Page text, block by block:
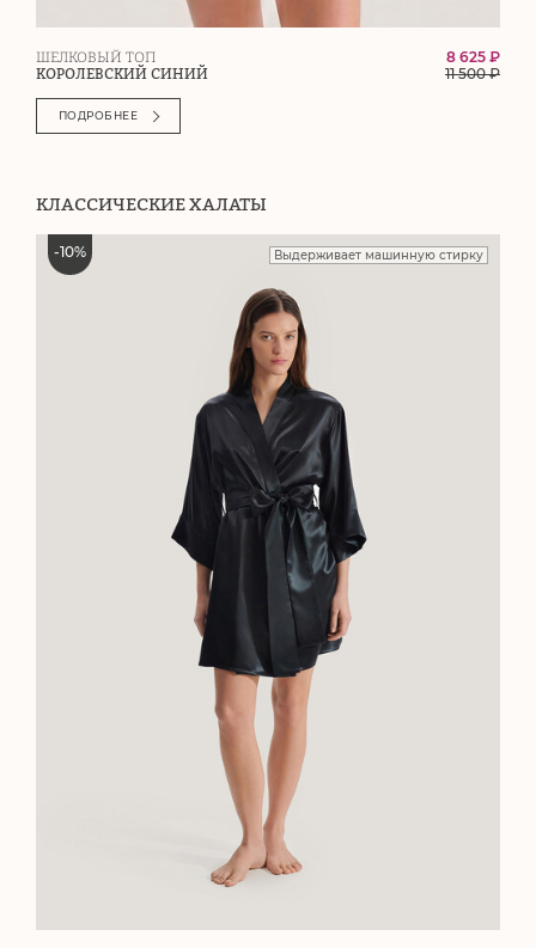
ШЕЛКОВЫЙ ТОП
КОРОЛЕВСКИЙ СИНИЙ
8 625 ₽
11 500₽
ПОДРОБНЕЕ
КЛАССИЧЕСКИЕ ХАЛАТЫ
-10% Выдерживает машинную стирку